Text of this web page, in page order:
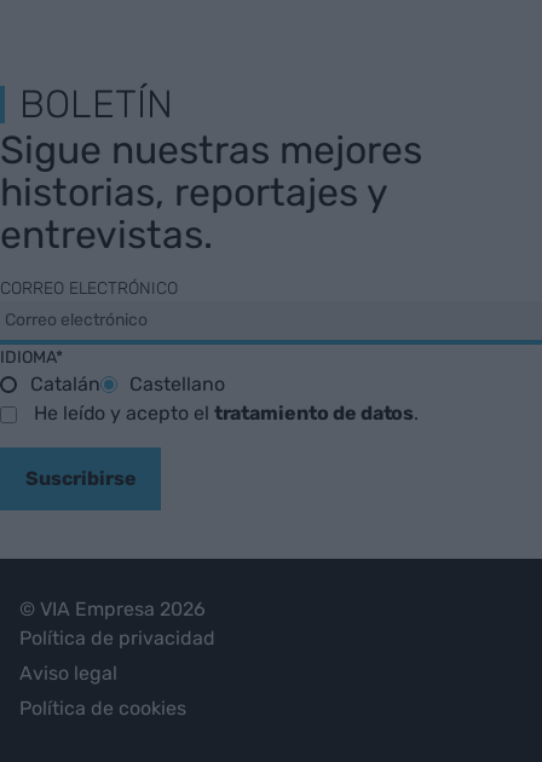
BOLETÍN
Sigue nuestras mejores
historias, reportajes y
entrevistas.
CORREO ELECTRÓNICO
IDIOMA*
Catalán
Castellano
He leído y acepto el tratamiento de datos.
Suscribirse
© VIA Empresa 2026
Política de privacidad
Aviso legal
Política de cookies